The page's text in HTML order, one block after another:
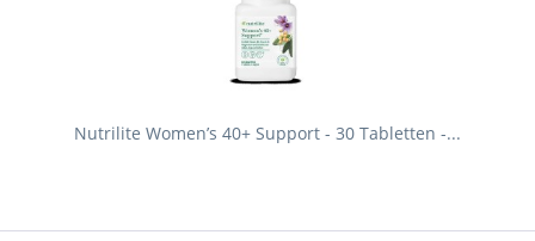
Nutrilite Women’s 40+ Support - 30 Tabletten -...